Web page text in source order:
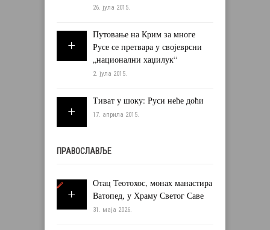
26. јула 2015.
Путовање на Крим за многе
Русе се претвара у својеврсни
„национални хаџилук“
2. јула 2015.
Тиват у шоку: Руси неће доћи
17. априла 2015.
ПРАВОСЛАВЉЕ
Отац Теотохос, монах манастира
Ватопед, у Храму Светог Саве
31. маја 2026.